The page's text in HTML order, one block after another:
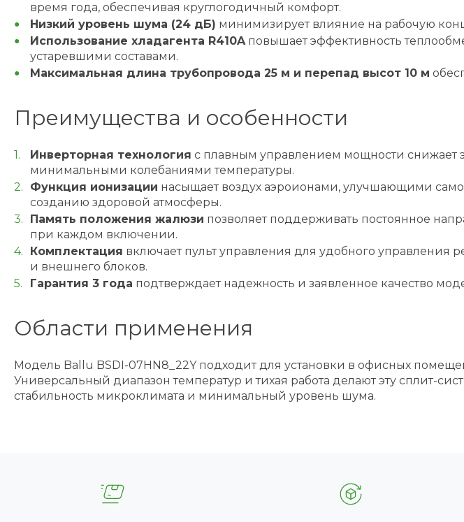
время года, обеспечивая круглогодичный комфорт.
Низкий уровень шума (24 дБ) минимизирует влияние на рабочую
Использование хладагента R410Aповышает эффективность
устаревшими составами.
Максимальная длина трубопровода 25 м и перепад высот 10 м
Преимущества и особенности
Инверторная технология с плавным управлением мощности снижает
минимальными колебаниями температуры.
Функция ионизации насыщает воздух аэроионами, улучшающими
созданию здоровой атмосферы.
Память положения жалюзи позволяет поддерживать постоянное
при каждом включении.
Комплектация включает пульт управления для удобного
и внешнего блоков.
Гарантия 3 года подтверждает надежность и заявленное качество
Области применения
Модель Ballu BSDI-07HN8_22Y подходит для установки в офисных
Универсальный диапазон температур и тихая работа делают эту сплит-
стабильность микроклимата и минимальный уровень шума.